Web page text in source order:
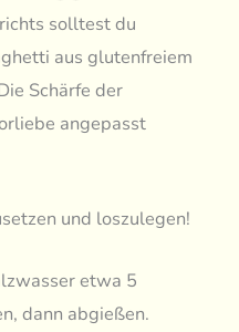
solltest du
aus glutenfreiem
Schärfe der
angepasst
und loszulegen!
etwa 5
dann abgießen.